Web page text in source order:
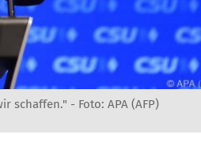
schaffen." - Foto: APA (AFP)